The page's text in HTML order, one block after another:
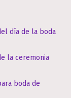
día de la boda
la ceremonia
boda de